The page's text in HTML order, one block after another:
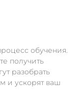
обучения.
получить
разобрать
и ускорят ваш